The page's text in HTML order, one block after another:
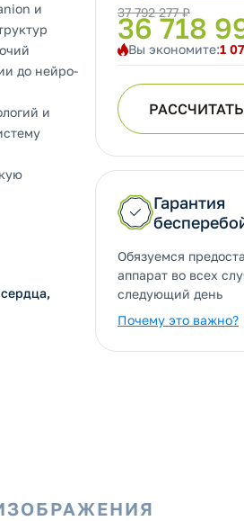
37 792 277 ₽
36 718
Вы экономите:1
Гарантия
Обязуемся
аппарат во всех
следующий день
Почему это важно?
и
до нейро-
и